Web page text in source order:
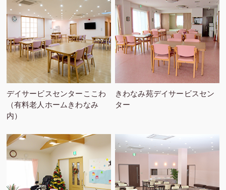
デイサービスセンターここわ
（有料老人ホームきわなみ
内）
きわなみ苑デイサービスセン
ター